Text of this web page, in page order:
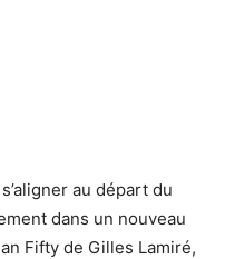
au départ du
dans un nouveau
Fifty de Gilles Lamiré,